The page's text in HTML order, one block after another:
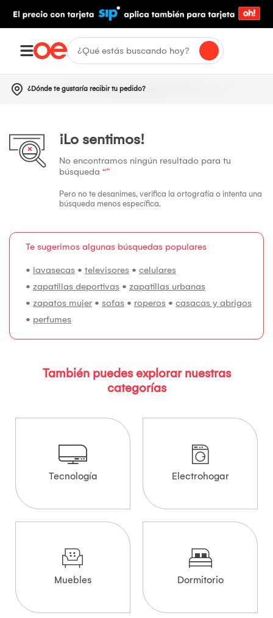
¿Dónde te gustaría recibir tu pedido?
¡Lo sentimos!
No encontramos ningún resultado para tu
búsqueda “”
Pero no te desanimes, verifica la ortografía o intenta una
búsqueda menos específica.
Te sugerimos algunas búsquedas populares
• lavasecas • televisores • celulares
• zapatillas deportivas • zapatillas urbanas
• zapatos mujer • sofas • roperos • casacas y abrigos
• perfumes
También puedes explorar nuestras
categorías
Tecnología Electrohogar
Muebles Dormitorio